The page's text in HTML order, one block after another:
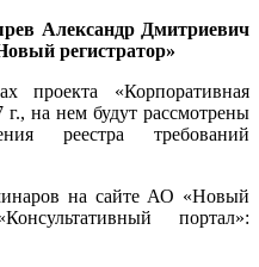
Александр Дмитриевич
регистратор»
проекта «Корпоративная
г., на нем будут рассмотрены
реестра требований
на сайте АО «Новый
портал»: